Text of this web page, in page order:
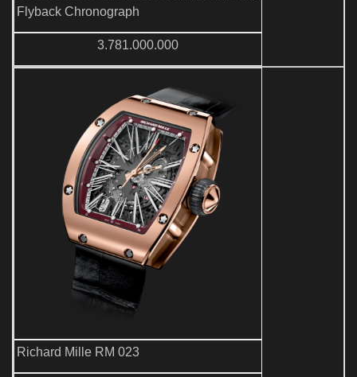
Flyback Chronograph
3.781.000.000
Richard Mille RM 023